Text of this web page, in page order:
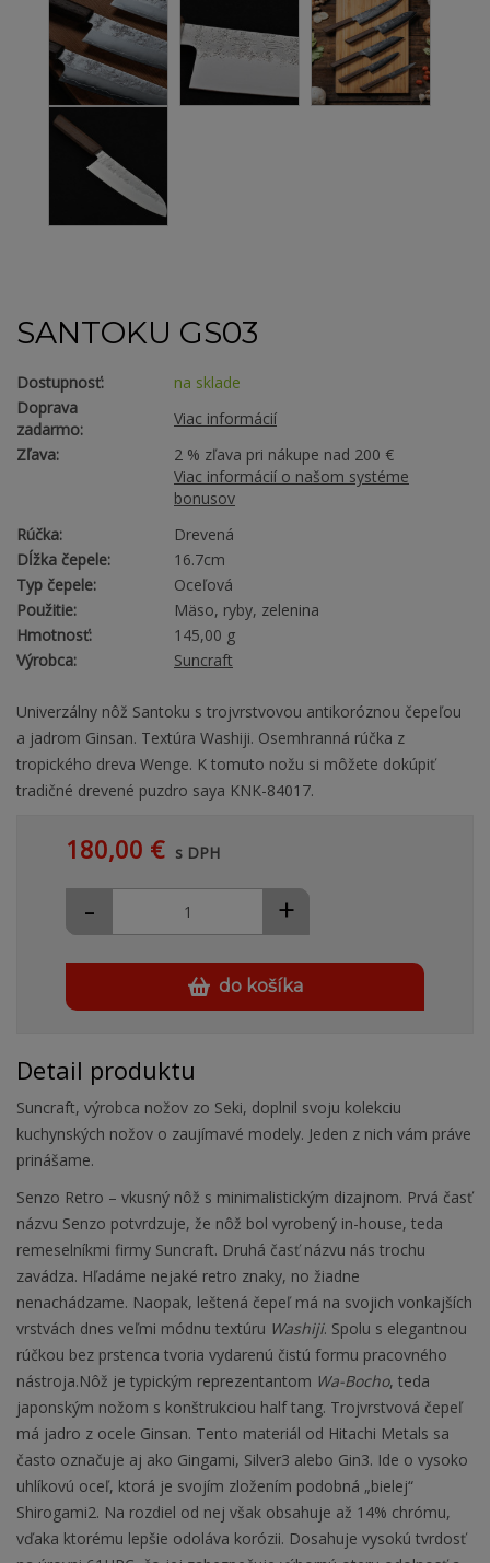
SANTOKU GS03
Dostupnosť:
na sklade
Doprava
zadarmo:
Viac informácií
Zľava:
2 % zľava pri nákupe nad 200 €
Viac informácií o našom systéme
bonusov
Rúčka:
Drevená
Dĺžka čepele:
16.7cm
Typ čepele:
Oceľová
Použitie:
Mäso, ryby, zelenina
Hmotnosť:
145,00 g
Výrobca:
Suncraft
Univerzálny nôž Santoku s trojvrstvovou antikoróznou čepeľou
a jadrom Ginsan. Textúra Washiji. Osemhranná rúčka z
tropického dreva Wenge. K tomuto nožu si môžete dokúpiť
tradičné drevené puzdro saya KNK-84017.
180,00 € s DPH
+
-
do košíka
Detail produktu
Suncraft, výrobca nožov zo Seki, doplnil svoju kolekciu
kuchynských nožov o zaujímavé modely. Jeden z nich vám práve
prinášame.
Senzo Retro – vkusný nôž s minimalistickým dizajnom. Prvá časť
názvu Senzo potvrdzuje, že nôž bol vyrobený in-house, teda
remeselníkmi firmy Suncraft. Druhá časť názvu nás trochu
zavádza. Hľadáme nejaké retro znaky, no žiadne
nenachádzame. Naopak, leštená čepeľ má na svojich vonkajších
vrstvách dnes veľmi módnu textúru Washiji. Spolu s elegantnou
rúčkou bez prstenca tvoria vydarenú čistú formu pracovného
nástroja.Nôž je typickým reprezentantom Wa-Bocho, teda
japonským nožom s konštrukciou half tang. Trojvrstvová čepeľ
má jadro z ocele Ginsan. Tento materiál od Hitachi Metals sa
často označuje aj ako Gingami, Silver3 alebo Gin3. Ide o vysoko
uhlíkovú oceľ, ktorá je svojím zložením podobná „bielej“
Shirogami2. Na rozdiel od nej však obsahuje až 14% chrómu,
vďaka ktorému lepšie odoláva korózii. Dosahuje vysokú tvrdosť